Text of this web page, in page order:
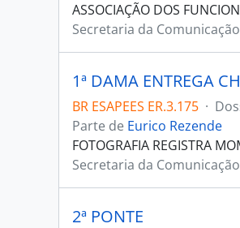
ASSOCIAÇÃO DOS
Secretaria da
1ª DAMA ENTREGA
BR ESAPEES ER.3.175 ·
Parte de Eurico Rezende
FOTOGRAFIA REGISTRA
Secretaria da
2ª PONTE